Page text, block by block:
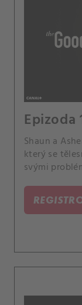
Epizoda
Shaun a
který se
svými
mozku své
bolestmi a